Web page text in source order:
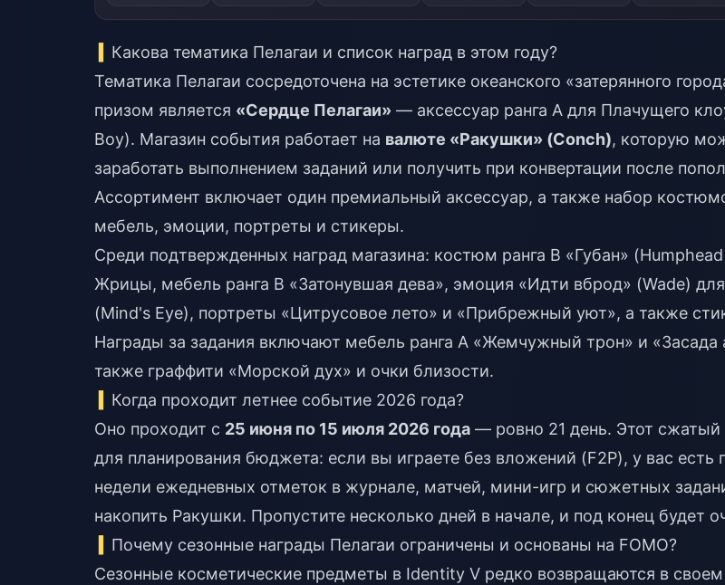
Какова тематика Пелагаи и список наград в этом году?
Тематика Пелагаи сосредоточена на эстетике океанского «затерянного
призом является «Сердце Пелагаи» — аксессуар ранга А для Плачущего
Boy). Магазин события работает на валюте «Ракушки» (Conch), которую
заработать выполнением заданий или получить при конвертации после
Ассортимент включает один премиальный аксессуар, а также набор
мебель, эмоции, портреты и стикеры.
Среди подтвержденных наград магазина: костюм ранга B «Губан»
Жрицы, мебель ранга B «Затонувшая дева», эмоция «Идти вброд» (Wade)
(Mind's Eye), портреты «Цитрусовое лето» и «Прибрежный уют», а также
Награды за задания включают мебель ранга А «Жемчужный трон» и «Засада
также граффити «Морской дух» и очки близости.
Когда проходит летнее событие 2026 года?
Оно проходит с 25 июня по 15 июля 2026 года — ровно 21 день. Этот сжатый
для планирования бюджета: если вы играете без вложений (F2P), у вас есть
недели ежедневных отметок в журнале, матчей, мини-игр и сюжетных
накопить Ракушки. Пропустите несколько дней в начале, и под конец будет
Почему сезонные награды Пелагаи ограничены и основаны на FOMO?
Сезонные косметические предметы в Identity V редко возвращаются в своем